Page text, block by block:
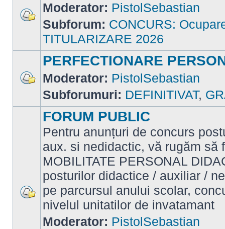
Nu
sunt
mesaje
Moderator: PistolSebastian
Subforum: CONCURS:
TITULARIZARE 2026
sunt
mesaje
PERFECTIONARE
Moderator: PistolSebastian
Subforumuri: DEFINITIVAT,
sunt
necitite
FORUM PUBLIC
Pentru anunțuri de concurs
aux. si nedidactic, vă rugăm să
MOBILITATE PERSONAL
posturilor didactice / auxiliar /
pe parcursul anului scolar,
nivelul unitatilor de invatamant
Moderator: PistolSebastian